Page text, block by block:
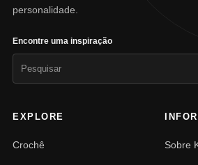
personalidade.
Encontre uma inspiração
EXPLORE
Crochê Sobre